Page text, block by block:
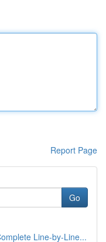
Report Page
Go
Line-by-Line...